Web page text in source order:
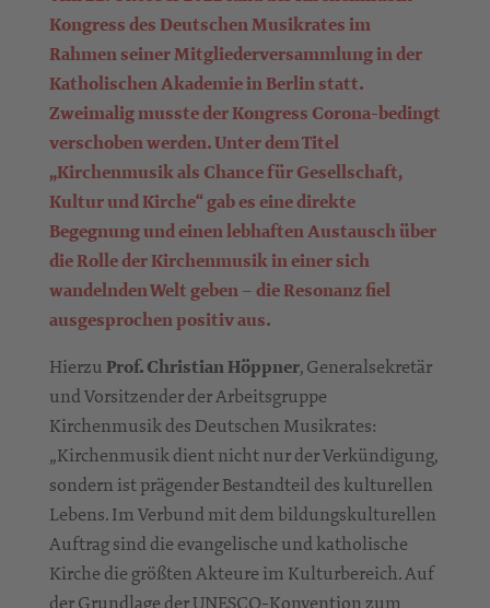
Kongress des Deutschen Musikrates im
Rahmen seiner Mitgliederversammlung in der
Katholischen Akademie in Berlin statt.
Zweimalig musste der Kongress Corona-bedingt
verschoben werden. Unter dem Titel
„Kirchenmusik als Chance für Gesellschaft,
Kultur und Kirche“ gab es eine direkte
Begegnung und einen lebhaften Austausch über
die Rolle der Kirchenmusik in einer sich
wandelnden Welt geben – die Resonanz fiel
ausgesprochen positiv aus.
HierzuProf. Christian Höppner, Generalsekretär
und Vorsitzender der Arbeitsgruppe
Kirchenmusik des Deutschen Musikrates:
„Kirchenmusik dient nicht nur der Verkündigung,
sondern ist prägender Bestandteil des kulturellen
Lebens. Im Verbund mit dem bildungskulturellen
Auftrag sind die evangelische und katholische
Kirche die größten Akteure im Kulturbereich. Auf
der Grundlage der UNESCO-Konvention zum